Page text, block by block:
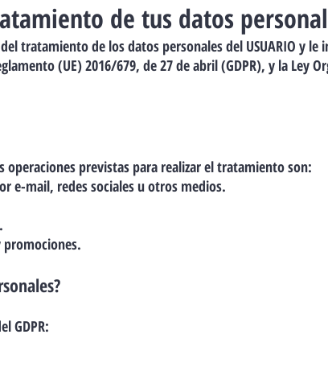
de tus datos
del tratamiento de los datos personales del USUARIO y
(UE) 2016/679, de 27 de abril (GDPR), y la Ley
operaciones previstas para realizar el tratamiento son:
e-mail, redes sociales u otros medios.
GDPR: